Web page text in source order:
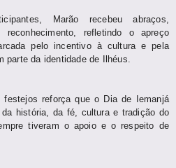
Marão recebeu abraços,
refletindo o apreço
pelo incentivo à cultura e pela
parte da identidade de Ilhéus.
reforça que o Dia de Iemanjá
história, da fé, cultura e tradição do
tiveram o apoio e o respeito de